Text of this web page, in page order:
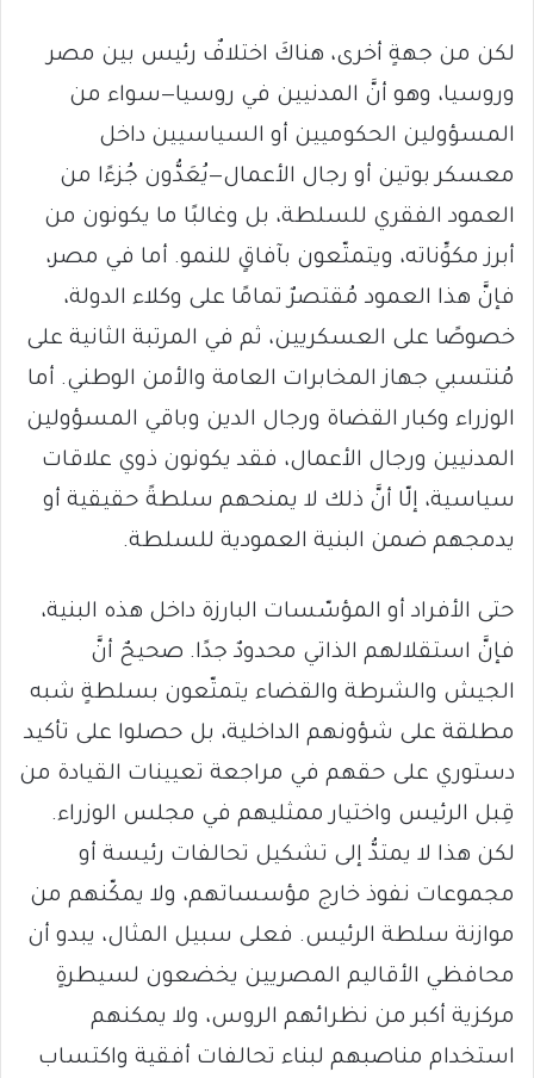
لكن من جهةٍ أخرى، هناكَ اختلافٌ رئيس بين مصر
وروسيا، وهو أنَّ المدنيين في روسيا—سواء من
المسؤولين الحكوميين أو السياسيين داخل
معسكر بوتين أو رجال الأعمال—يُعَدُّون جُزءًا من
العمود الفقري للسلطة، بل وغالبًا ما يكونون من
أبرز مكوِّناته، ويتمتّعون بآفاقٍ للنمو. أما في مصر،
فإنَّ هذا العمود مُقتصرٌ تمامًا على وكلاء الدولة،
خصوصًا على العسكريين، ثم في المرتبة الثانية على
مُنتسبي جهاز المخابرات العامة والأمن الوطني. أما
الوزراء وكبار القضاة ورجال الدين وباقي المسؤولين
المدنيين ورجال الأعمال، فقد يكونون ذوي علاقات
سياسية، إلّا أنَّ ذلك لا يمنحهم سلطةً حقيقية أو
يدمجهم ضمن البنية العمودية للسلطة.
حتى الأفراد أو المؤسّسات البارزة داخل هذه البنية،
فإنَّ استقلالهم الذاتي محدودٌ جدًا. صحيحٌ أنَّ
الجيش والشرطة والقضاء يتمتّعون بسلطةٍ شبه
مطلقة على شؤونهم الداخلية، بل حصلوا على تأكيد
دستوري على حقهم في مراجعة تعيينات القيادة من
قِبل الرئيس واختيار ممثليهم في مجلس الوزراء.
لكن هذا لا يمتدُّ إلى تشكيل تحالفات رئيسة أو
مجموعات نفوذ خارج مؤسساتهم، ولا يمكّنهم من
موازنة سلطة الرئيس. فعلى سبيل المثال، يبدو أن
محافظي الأقاليم المصريين يخضعون لسيطرةٍ
مركزية أكبر من نظرائهم الروس، ولا يمكنهم
استخدام مناصبهم لبناء تحالفات أفقية واكتساب